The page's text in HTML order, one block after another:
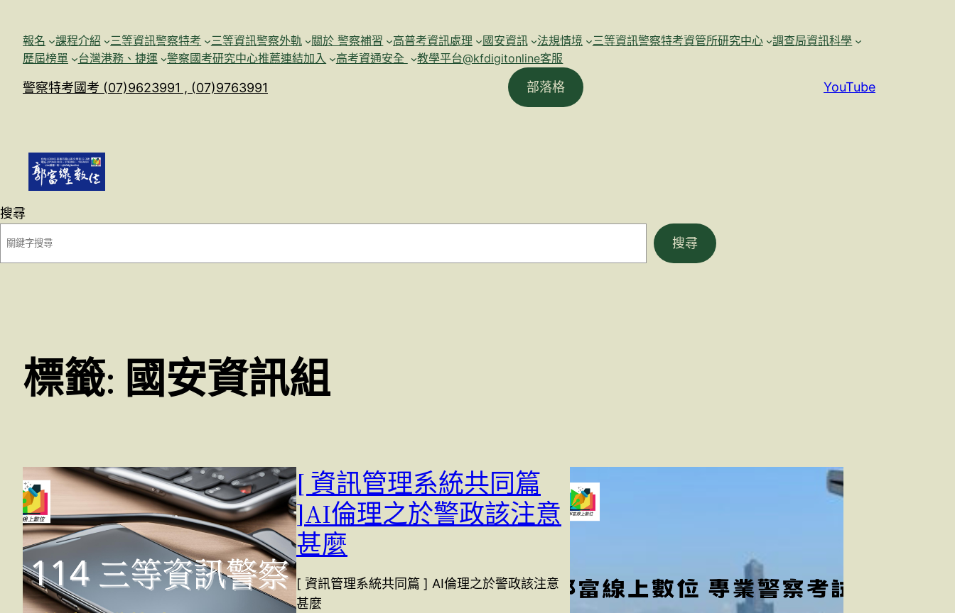
報名 課程介紹 三等資訊警察特考 三等資訊警察外軌 關於 警察補習 高普考資訊處理 國安資訊 法規情境 三等資訊警察特考資管所研究中心
調查局資訊科學
歷屆榜單
台灣港務、捷運 警察國考研究中心推薦連結加入 高考資通安全 教學平台@kfdigitonline客服
警察特考國考 (07)9623991 , (07)9763991 部落格 YouTube
搜尋
搜尋
標籤: 國安資訊組
[ 資訊管理系統共同篇
]AI倫理之於警政該注意
甚麼
[ 資訊管理系統共同篇 ] AI倫理之於警政該注意
甚麼